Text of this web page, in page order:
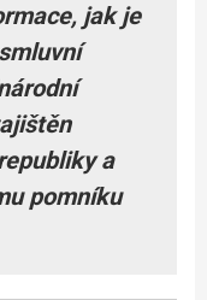
jak je
a
pomníku